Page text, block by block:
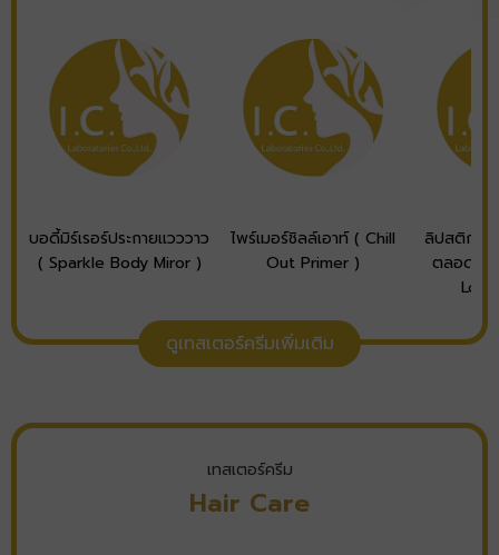
บอดี้มิร์เรอร์ประกายแวววาว
( Sparkle Body Miror )
ไพร์เมอร์ชิลล์เอาท์ ( Chill
Out Primer )
ลิปสติกเ
ตลอดวัน
ดูเทสเตอร์ครีมเพิ่มเติม
เทสเตอร์ครีม
Hair Care